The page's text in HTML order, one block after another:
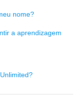
nome?
a aprendizagem